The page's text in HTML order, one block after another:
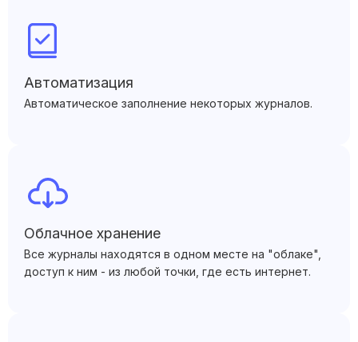
Автоматизация
Автоматическое заполнение некоторых журналов.
Облачное хранение
Все журналы находятся в одном месте на "облаке",
доступ к ним - из любой точки, где есть интернет.